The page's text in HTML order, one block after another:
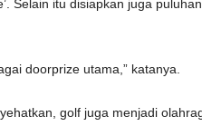
Selain itu disiapkan juga
doorprize utama,” katanya.
golf juga menjadi